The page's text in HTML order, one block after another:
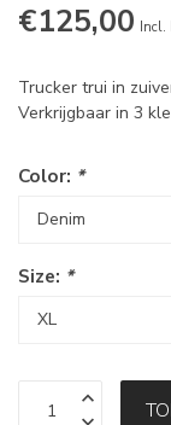
€125,00 Incl.
Trucker trui in
Verkrijgbaar in 3
Color: *
Size: *